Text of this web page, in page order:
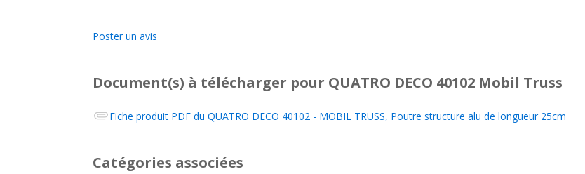
Poster un avis
Document(s) à télécharger pour QUATRO DECO 40102 Mobil Truss
Fiche produit PDF du QUATRO DECO 40102 - MOBIL TRUSS, Poutre structure alu de longueur 25cm
Catégories associées